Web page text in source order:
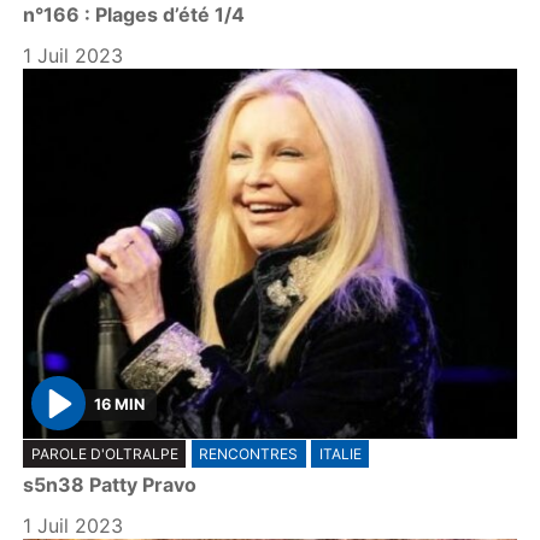
a
y
n°166 : Plages d’été 1/4
1 Juil 2023
P
l
a
y
16 MIN
PAROLE D'OLTRALPE RENCONTRES ITALIE
s5n38 Patty Pravo
1 Juil 2023